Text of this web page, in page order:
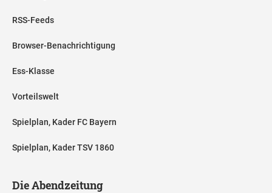
RSS-Feeds
Browser-Benachrichtigung
Ess-Klasse
Vorteilswelt
Spielplan, Kader FC Bayern
Spielplan, Kader TSV 1860
Die Abendzeitung